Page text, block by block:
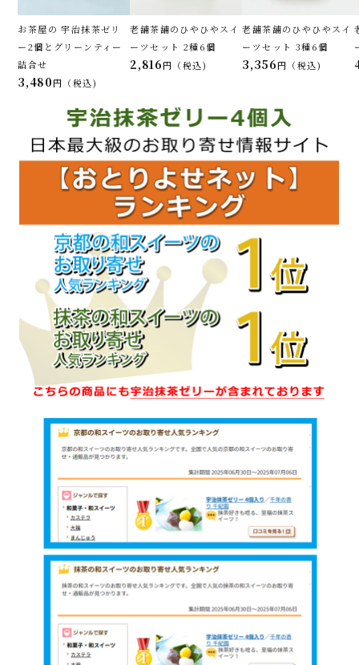
お茶屋の 宇治抹茶ゼリ
ー2個とグリーンティー
詰合せ
3,480 税込
老舗茶舗のひやひやスイ
ーツセット 2種6個
2,816 税込
老舗茶舗のひやひやスイ
ーツセット 3種6個
3,356 税込